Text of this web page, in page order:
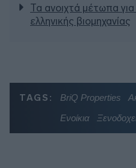
Τα ανοιχτά μέτωπα
ελληνικής βιομηχανίας
TAGS: BriQ Properties
Ενοίκια